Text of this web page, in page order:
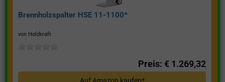
Brennholzspalter HSE 11-1100*
von Holzkraft
Preis: € 1.269,32